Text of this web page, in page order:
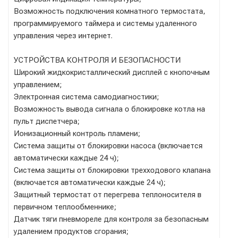
Возможность подключения комнатного термостата,
программируемого таймера и системы удаленного
управления через интернет.
УСТРОЙСТВА КОНТРОЛЯ И БЕЗОПАСНОСТИ
Широкий жидкокристаллический дисплей с кнопочным
управлением;
Электронная система самодиагностики;
Возможность вывода сигнала о блокировке котла на
пульт диспетчера;
Ионизационный контроль пламени;
Система защиты от блокировки насоса (включается
автоматически каждые 24 ч);
Система защиты от блокировки трехходового клапана
(включается автоматически каждые 24 ч);
Защитный термостат от перегрева теплоносителя в
первичном теплообменнике;
Датчик тяги пневмореле для контроля за безопасным
удалением продуктов сгорания;